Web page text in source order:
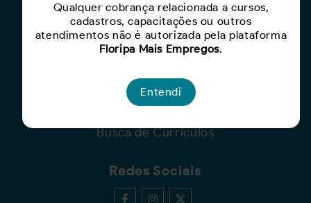
Busca de Oportunidades
Cadastro de Currículo
Capacite-se
Para Empresas
Busca de Currículos
Redes Sociais
Qualquer cobrança relacionada a cursos,
cadastros, capacitações ou outros
atendimentos não é autorizada pela plataforma
Floripa Mais Empregos.
Entendi